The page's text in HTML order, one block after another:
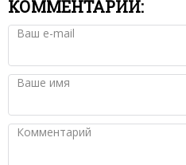
КОММЕНТАРИИ:
Ваш e-mail
Ваше имя
Комментарий